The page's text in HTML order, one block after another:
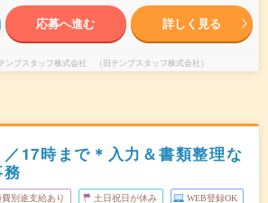
応募へ進む 詳しく見る
ンプスタッフ株式会社 （旧テンプスタッフ株式会社）
17時まで＊入力＆書類整理な
費別途支給あり 土日祝日が休み WEB登録OK